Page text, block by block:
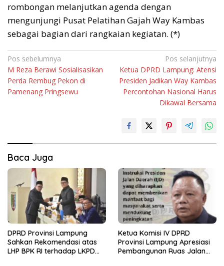
rombongan melanjutkan agenda dengan
mengunjungi Pusat Pelatihan Gajah Way Kambas
sebagai bagian dari rangkaian kegiatan. (*)
Navigasi
pos
Pos sebelumnya
M Reza Berawi Sosialisasikan
Perda Rembug Pekon di
Pamenang Pringsewu
Pos selanjutnya
Ketua DPRD Lampung: Atensi
Presiden Jadikan Way Kambas
Percontohan Nasional Harus
Dikawal Bersama
Baca Juga
DPRD Provinsi Lampung
Sahkan Rekomendasi atas
LHP BPK RI terhadap LKPD
Ketua Komisi IV DPRD
Provinsi Lampung Apresiasi
Pembangunan Ruas Jalan